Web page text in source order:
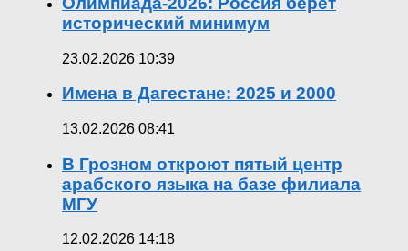
исторический минимум
23.02.2026 10:39
Имена в Дагестане: 2025 и 2000
13.02.2026 08:41
В Грозном откроют пятый центр
арабского языка на базе филиала
МГУ
12.02.2026 14:18